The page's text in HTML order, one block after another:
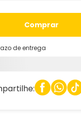
comprar
de entrega